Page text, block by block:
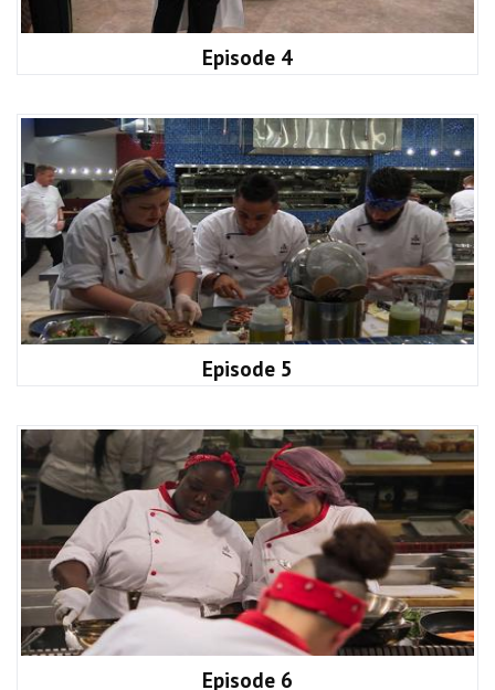
Episode 4
Episode 5
Episode 6